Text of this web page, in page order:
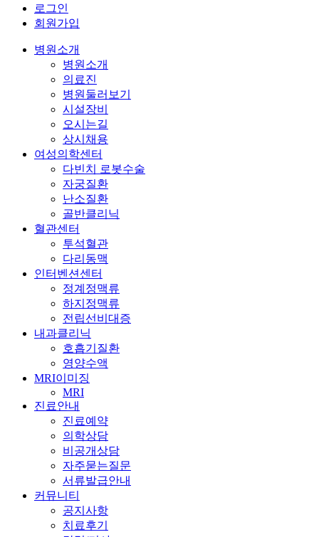
로그인
회원가입
병원소개
병원소개
의료진
병원둘러보기
시설장비
오시는길
상시채용
여성의학센터
다빈치 로봇수술
자궁질환
난소질환
골반클리닉
혈관센터
투석혈관
다리동맥
인터벤션센터
정계정맥류
하지정맥류
전립선비대증
내과클리닉
호흡기질환
영양수액
MRI이미징
MRI
진료안내
진료예약
의학상담
비공개상담
자주묻는질문
서류발급안내
커뮤니티
공지사항
치료후기